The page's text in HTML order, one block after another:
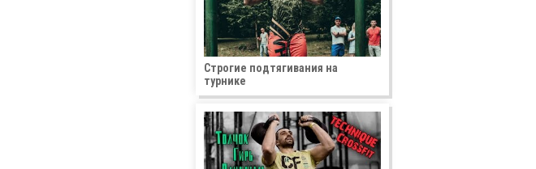
Строгие подтягивания на
турнике